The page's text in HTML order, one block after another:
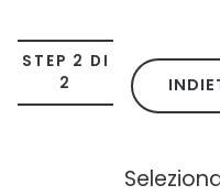
STEP 2 DI
2